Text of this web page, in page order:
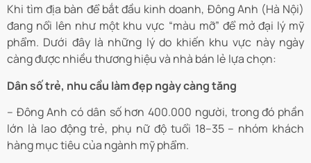
Khi tìm địa bàn để bắt đầu kinh doanh, Đông Anh (Hà Nội)
đang nổi lên như một khu vực “màu mỡ” để mở đại lý mỹ
phẩm. Dưới đây là những lý do khiến khu vực này ngày
càng được nhiều thương hiệu và nhà bán lẻ lựa chọn:
Dân số trẻ, nhu cầu làm đẹp ngày càng tăng
– Đông Anh có dân số hơn 400.000 người, trong đó phần
lớn là lao động trẻ, phụ nữ độ tuổi 18–35 – nhóm khách
hàng mục tiêu của ngành mỹ phẩm.